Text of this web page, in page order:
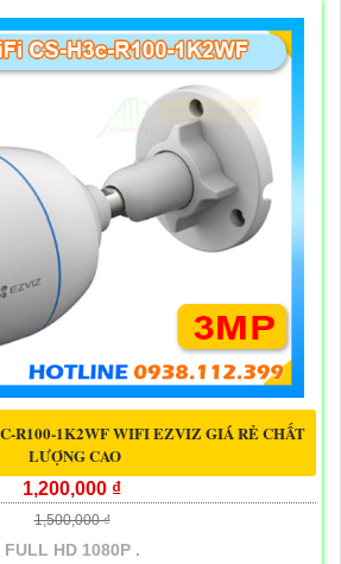
R100-1K2WF WIFI EZVIZ GIÁ RẺ CHẤT
LƯỢNG CAO
1,200,000 ₫
1,500,000 ₫
FULL HD 1080P .